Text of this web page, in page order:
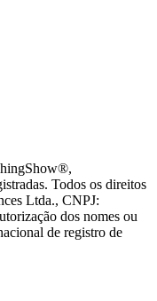
Todos os direitos
Ltda., CNPJ:
dos nomes ou
de registro de